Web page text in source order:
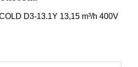
D3-13.1Y 13,15 m³/h 400V